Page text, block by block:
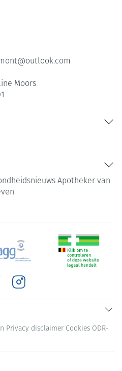
outlook.com
Moors
Apotheker van
Privacy disclaimer Cookies ODR-